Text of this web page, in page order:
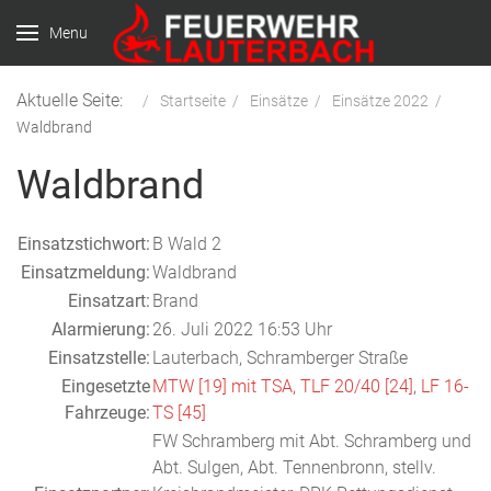
Menu
Aktuelle Seite: Startseite Einsätze
Einsätze 2022
Waldbrand
Waldbrand
Einsatzstichwort: B Wald 2
Einsatzmeldung:Waldbrand
Einsatzart: Brand
Alarmierung: 26. Juli 2022 16:53 Uhr
Einsatzstelle: Lauterbach, Schramberger Straße
Eingesetzte
Fahrzeuge:
MTW [19] mit TSA, TLF 20/40 [24], LF 16-
TS [45]
FW Schramberg mit Abt. Schramberg und
Abt. Sulgen, Abt. Tennenbronn, stellv.